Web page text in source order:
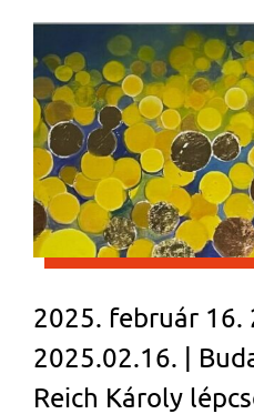
2025. február 16.
2025.02.16. |
Reich Károly